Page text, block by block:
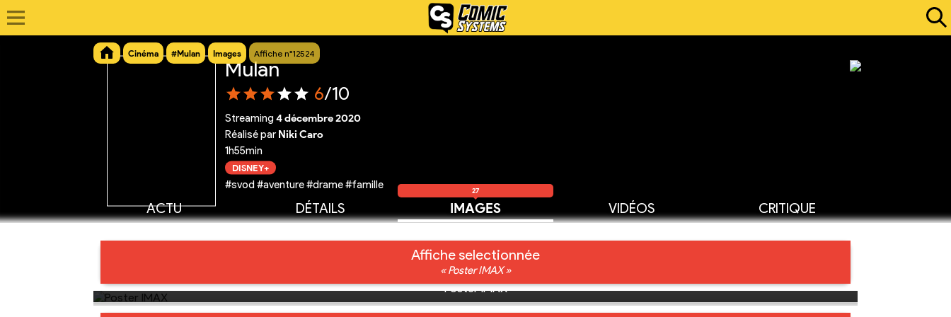
Cinéma #Mulan Images Affiche n°12524
Mulan
6/10
Streaming 4 décembre 2020
Réalisé par Niki Caro
1h55min
DISNEY+
#svod #aventure #drame #famille
ACTU DÉTAILS IMAGES
27
VIDÉOS CRITIQUE
Affiche selectionnée
« Poster IMAX »
Poster IMAX